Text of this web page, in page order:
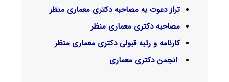
تراز دعوت به مصاحبه دکتری معماری منظر
مصاحبه دکتری معماری منظر
کارنامه و رتبه قبولی دکتری معماری منظر
انجمن دکتری معماری